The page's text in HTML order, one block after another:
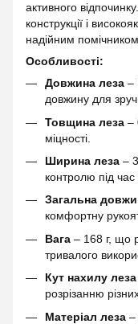
активного
конструкції і
надійним
Особливості:
Довжина леза –
довжину для
Товщина леза –
міцності.
Ширина леза –
контролю під час
Загальна
комфортну
Вага – 168 г, що
тривалого
Кут нахилу леза
розрізанню
Матеріал леза –